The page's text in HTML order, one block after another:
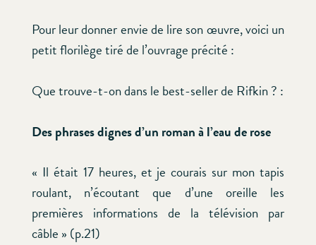
Pour leur donner envie de lire son œuvre, voici un
petit florilège tiré de l’ouvrage précité :
Que trouve-t-on dans le best-seller de Rifkin ? :
Des phrases dignes d’un roman à l’eau de rose
« Il était 17 heures, et je courais sur mon tapis
roulant, n’écoutant que d’une oreille les
premières informations de la télévision par
câble » (p.21)